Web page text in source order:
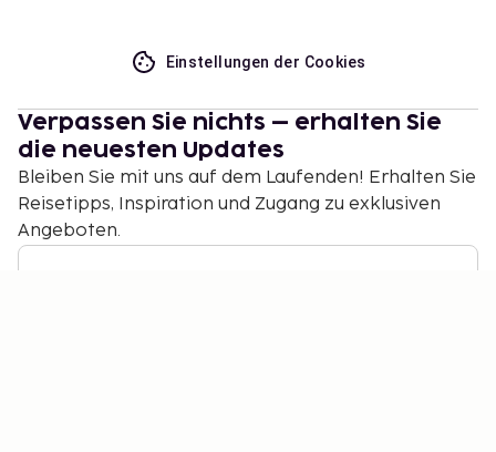
Einstellungen der Cookies
Verpassen Sie nichts – erhalten Sie
die neuesten Updates
Bleiben Sie mit uns auf dem Laufenden! Erhalten Sie
Reisetipps, Inspiration und Zugang zu exklusiven
Angeboten.